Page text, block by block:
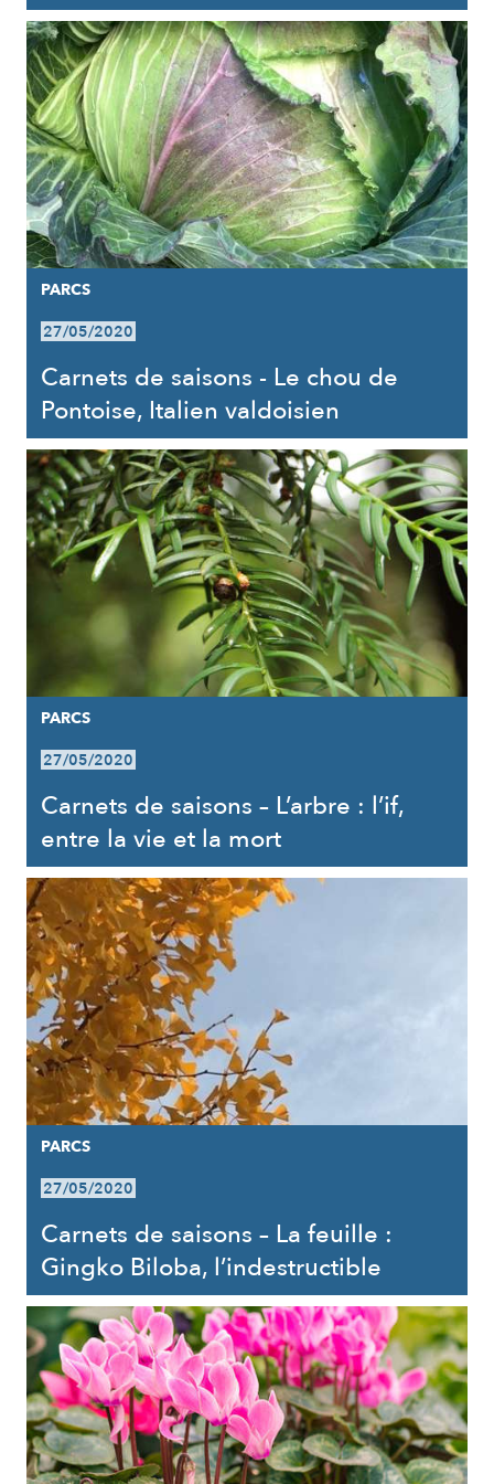
PARCS
27/05/2020
Carnets de saisons - Le chou de
Pontoise, Italien valdoisien
PARCS
27/05/2020
Carnets de saisons – L’arbre : l’if,
entre la vie et la mort
PARCS
27/05/2020
Carnets de saisons – La feuille :
Gingko Biloba, l’indestructible